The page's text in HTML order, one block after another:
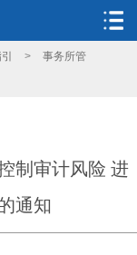
>
事务所管
制审计风险 进
通知